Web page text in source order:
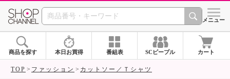
SHOP CHANNEL シメニュー
商品を探す 本日お買得 番組表 SCピープル カート
TOP ファッション カットソー／Ｔシャツ